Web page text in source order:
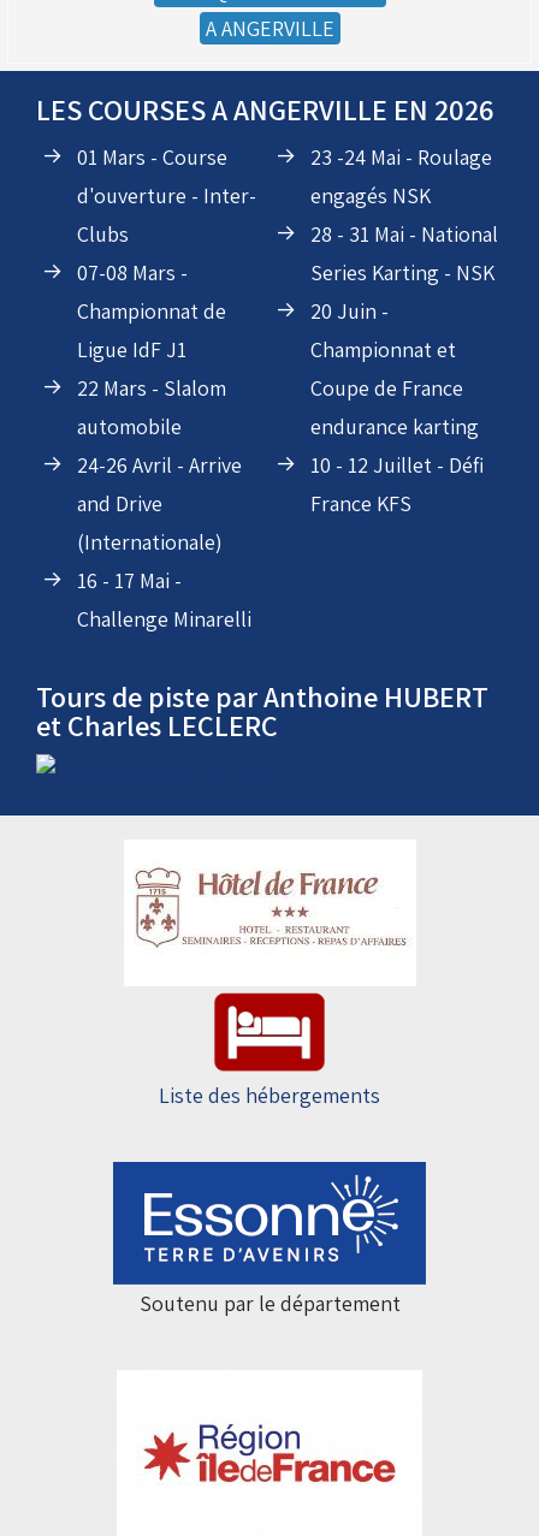
Droit de piste annuel autre club : voir avec le RKO
A ANGERVILLE
LES COURSES A ANGERVILLE EN 2026
01 Mars - Course
d'ouverture - Inter-
Clubs
07-08 Mars -
Championnat de
Ligue IdF J1
22 Mars - Slalom
automobile
24-26 Avril - Arrive
and Drive
(Internationale)
16 - 17 Mai -
Challenge Minarelli
23 -24 Mai - Roulage
engagés NSK
28 - 31 Mai - National
Series Karting - NSK
20 Juin -
Championnat et
Coupe de France
endurance karting
10 - 12 Juillet - Défi
France KFS
Tours de piste par Anthoine HUBERT
et Charles LECLERC
Liste des hébergements
Soutenu par le département